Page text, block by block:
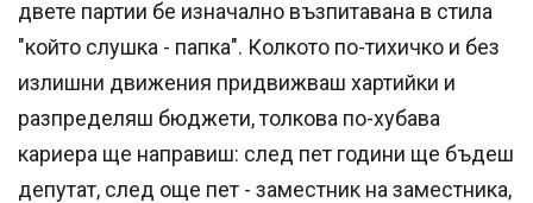
двете партии бе изначално възпитавана в стила
"който слушка - папка". Колкото по-тихичко и без
излишни движения придвижваш хартийки и
разпределяш бюджети, толкова по-хубава
кариера ще направиш: след пет години ще бъдеш
депутат, след още пет - заместник на заместника,